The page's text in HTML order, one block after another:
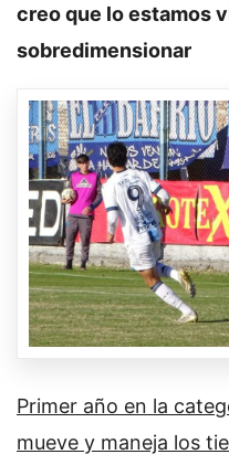
creo que lo estamos
sobredimensionar
Primer año en la
mueve y maneja los